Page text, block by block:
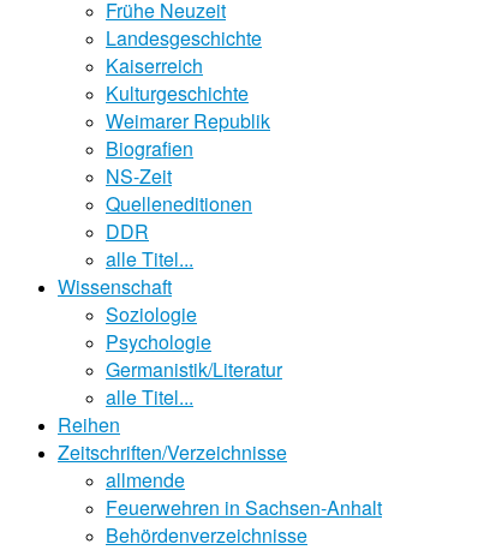
Frühe Neuzeit
Landesgeschichte
Kaiserreich
Kulturgeschichte
Weimarer Republik
Biografien
NS-Zeit
Quelleneditionen
DDR
alle Titel...
Wissenschaft
Soziologie
Psychologie
Germanistik/Literatur
alle Titel...
Reihen
Zeitschriften/Verzeichnisse
allmende
Feuerwehren in Sachsen-Anhalt
Behördenverzeichnisse